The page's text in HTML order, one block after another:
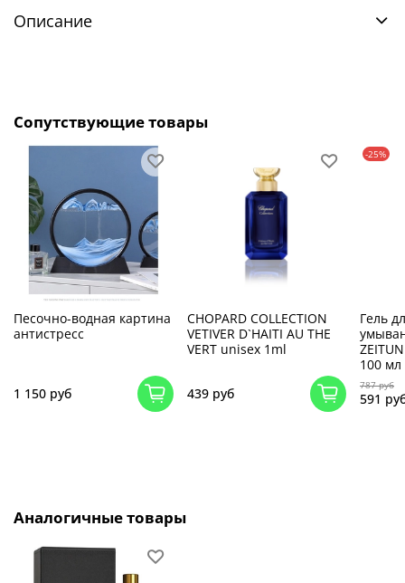
Описание
Сопутствующие товары
Песочно-водная картина
антистресс
1 150 руб
CHOPARD COLLECTION
VETIVER D`HAITI AU THE
VERT unisex 1ml
439 руб
-25%
Гель
100 мл
787 руб
591
Аналогичные товары